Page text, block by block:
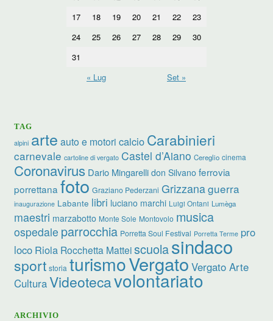
17
18 19 20 21 22
23
24
25 26 27 28 29
30
31
« Lug
Set »
TAG
alpini arte auto e motori calcio Carabinieri
carnevale cartoline di vergato Castel d’Aiano Cereglio cinema
Coronavirus Dario Mingarelli don Silvano ferrovia
porrettanafoto Graziano Pederzani Grizzanaguerra
inaugurazione Labante libri luciano marchi Luigi Ontani Lumèga
maestri marzabotto Monte Sole Montovolo musica
ospedale parrocchia Porretta Soul Festival Porretta Terme pro
loco Riola Rocchetta Matteiscuolasindaco
sport storia turismoVergato Vergato Arte
CulturaVideotecavolontariato
ARCHIVIO